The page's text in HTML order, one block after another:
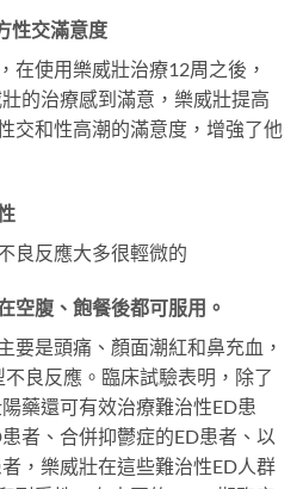
性交滿意度
在使用樂威壯治療12周之後，
的治療感到滿意，樂威壯提高
交和性高潮的滿意度，增強了他
良反應大多很輕微的
空腹、飽餐後都可服用。
要是頭痛、顏面潮紅和鼻充血，
良反應。臨床試驗表明，除了
藥還可有效治療難治性ED患
者、合併抑鬱症的ED患者、以
，樂威壯在這些難治性ED人群